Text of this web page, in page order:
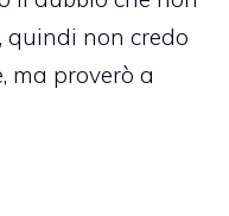
quindi non credo
ma proverò a